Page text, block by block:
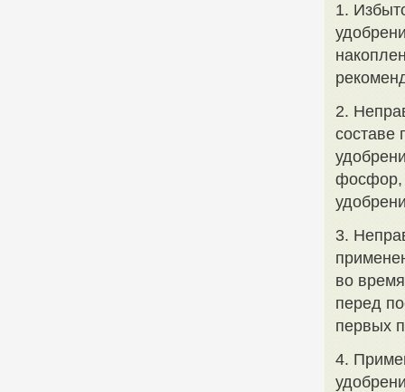
1.
2.
составе
фосфор,
3.
во
перед
первых
4.